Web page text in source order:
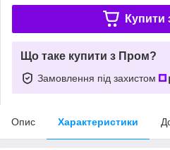
Купити
Що таке купити з Пром?
Замовлення під захистом
Опис Характеристики